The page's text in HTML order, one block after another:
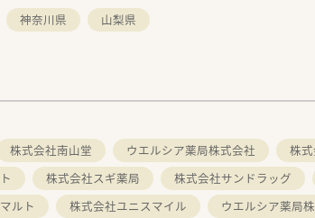
神奈川県 山梨県
株式会社南山堂 ウエルシア薬局株式会社 株
株式会社スギ薬局 株式会社サンドラッグ
ルト 株式会社ユニスマイル ウエルシア薬局